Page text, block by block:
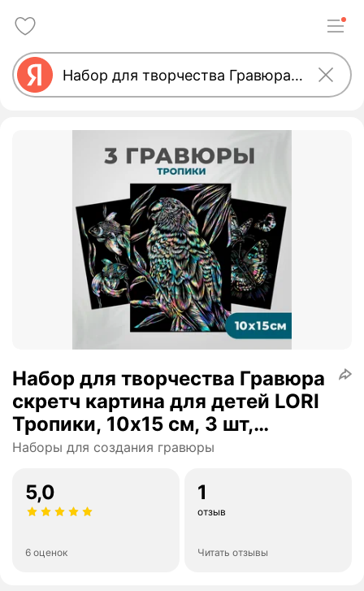
Набор для творчества Гравюра
скретч картина для детей LORI
Тропики, 10х15 см, 3 шт,
Им-027
Наборы для создания гравюры
5,0
6 оценок
1
отзыв
Читать отзывы